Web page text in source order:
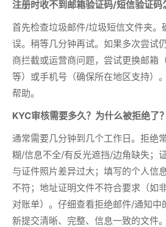
注册时收不到邮箱验证码/短信验证码
首先检查垃圾邮件/垃圾短信文件夹。
误。稍等几分钟再试。如果多次尝试
商拦截或运营商问题，尝试更换邮箱
等）或手机号（确保所在地区支持）
帮助。
KYC审核需要多久？为什么被拒绝了？
通常需要几分钟到几个工作日。拒绝
糊/信息不全/有反光遮挡/边角缺失；
与证件照片差异过大；填写的个人信
不符；地址证明文件不符合要求（如
对账单）。仔细查看拒绝邮件/通知中
新提交清晰、完整、信息一致的文件。